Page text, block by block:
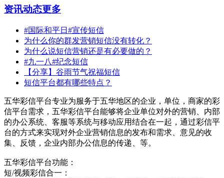
资讯动态更多
#国际和平日#宣传短信
为什么你的群发营销短信没有转化？
为什么说短信营销还是有必要做的？
#九一八#纪念短信
【分享】谷雨节气祝福短信
短信平台都有哪些特点？
五华彩信平台专业为服务于五华地区的企业，单位，商家的彩
信平台需求，五华彩信平台能够将企业单位对外的营销、内部
的办公系统、客服等系统与移动应用结合在一起，通过彩信平
台的方式来实现对外企业营销信息的发布和需求、意见的收
集、反馈，企业内部办公信息的传递、等。
五华彩信平台功能：
短/视频彩信合一：